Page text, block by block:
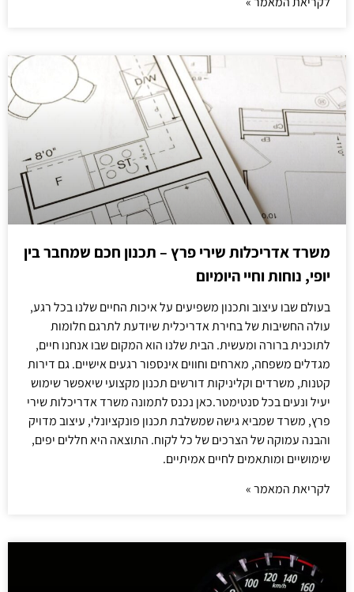
משרד אדריכלות שירי פרץ – תכנון חכם שמחבר בין
יופי, נוחות וחיי היומיום
בעולם שבו עיצוב ותכנון משפיעים על איכות החיים שלנו בכל רגע,
עולה החשיבות של בחירת אדריכלית שיודעת לתרגם חלומות
לתוכנית ברורה ומעשית. הבית שלנו הוא המקום שבו אנחנו חיים,
מגדלים משפחה, מארחים וחווים אינספור רגעים אישיים. גם דירות
קטנות, משרדים וקליניקות דורשים תכנון מקצועי שיאפשר שימוש
יעיל ונעים בכל סנטימטר.כאן נכנס לתמונה משרד אדריכלות שירי
פרץ, משרד שמביא גישה שמשלבת תכנון פונקציונלי, עיצוב מדויק
והבנה עמוקה של הצרכים של כל לקוח. התוצאה היא חללים יפים,
שימושיים ומותאמים לחיים אמיתיים.
לקריאת המאמר »